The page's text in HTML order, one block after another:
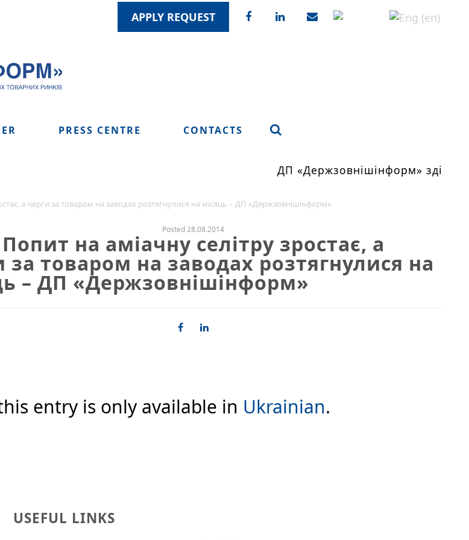
APPLY REQUEST
PRESS CENTRE CONTACTS
ДП «Держзовнішінформ»
а черги за товаром на заводах розтягнулися на місяць – ДП «Держзовнішінформ»
Posted 28.08.2014
на аміачну селітру зростає, а
за товаром на заводах розтягнулися на
– ДП «Держзовнішінформ»
entry is only available in Ukrainian.
USEFUL LINKS